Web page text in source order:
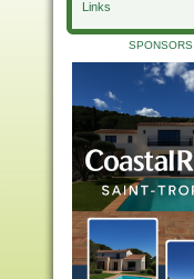
Links
SPONSORS